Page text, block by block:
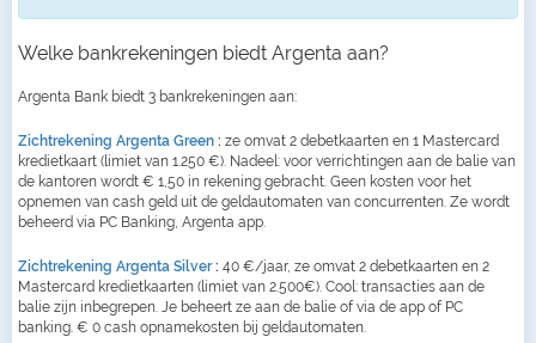
Welke bankrekeningen biedt Argenta aan?
Argenta Bank biedt 3 bankrekeningen aan:
Zichtrekening Argenta Green : ze omvat 2 debetkaarten en 1 Mastercard
kredietkaart (limiet van 1.250 €). Nadeel: voor verrichtingen aan de balie van
de kantoren wordt € 1,50 in rekening gebracht. Geen kosten voor het
opnemen van cash geld uit de geldautomaten van concurrenten. Ze wordt
beheerd via PC Banking, Argenta app.
Zichtrekening Argenta Silver: 40 €/jaar, ze omvat 2 debetkaarten en 2
Mastercard kredietkaarten (limiet van 2.500€). Cool: transacties aan de
balie zijn inbegrepen. Je beheert ze aan de balie of via de app of PC
banking. € 0 cash opnamekosten bij geldautomaten.